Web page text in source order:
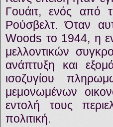
Γουάιτ, ενός από
Ρούσβελτ. Όταν
Woods το 1944, η
μελλοντικών
ανάπτυξη και
ισοζυγίου
μεμονωμένων
εντολή τους
πολιτική.